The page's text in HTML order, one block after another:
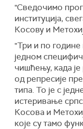
"Сведочимо
институција,
Косову и
"Три и по године
једном
чишћењу, када
од репресије
типа. То је с
истеривање
Косова и
које су тамо